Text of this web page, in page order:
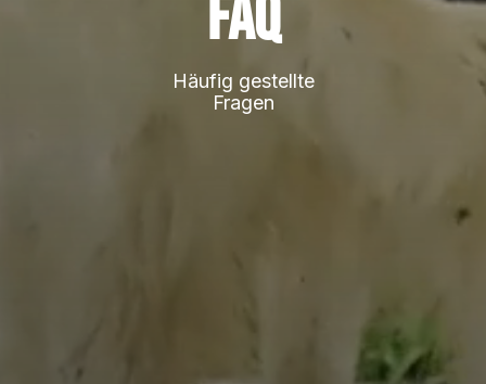
FAQ
Häufig gestellte
Fragen